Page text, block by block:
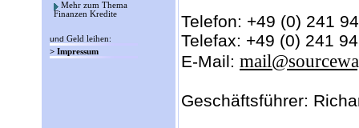
Mehr zum Thema
Finanzen Kredite
und Geld leihen:
> Impressum
Telefon: +49 (0) 241
Telefax: +49 (0) 241
E-Mail:
Geschäftsführer: